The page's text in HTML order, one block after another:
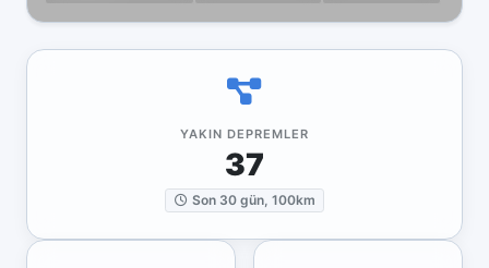
YAKIN DEPREMLER
37
Son 30 gün, 100km